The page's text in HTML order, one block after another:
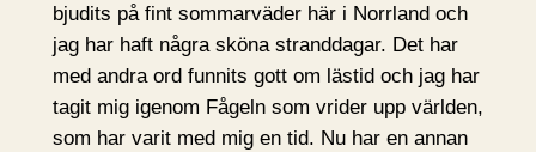
bjudits på fint sommarväder här i Norrland och
jag har haft några sköna stranddagar. Det har
med andra ord funnits gott om lästid och jag har
tagit mig igenom Fågeln som vrider upp världen,
som har varit med mig en tid. Nu har en annan